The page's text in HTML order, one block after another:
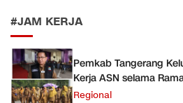
#JAM KERJA
Pemkab Tangerang
Kerja ASN selama
Regional